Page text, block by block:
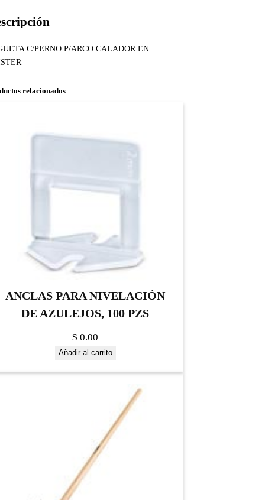
C/PERNO P/ARCO CALADOR EN
relacionados
ANCLAS PARA NIVELACIÓN
DE AZULEJOS, 100 PZS
$ 0.00
Añadir al carrito